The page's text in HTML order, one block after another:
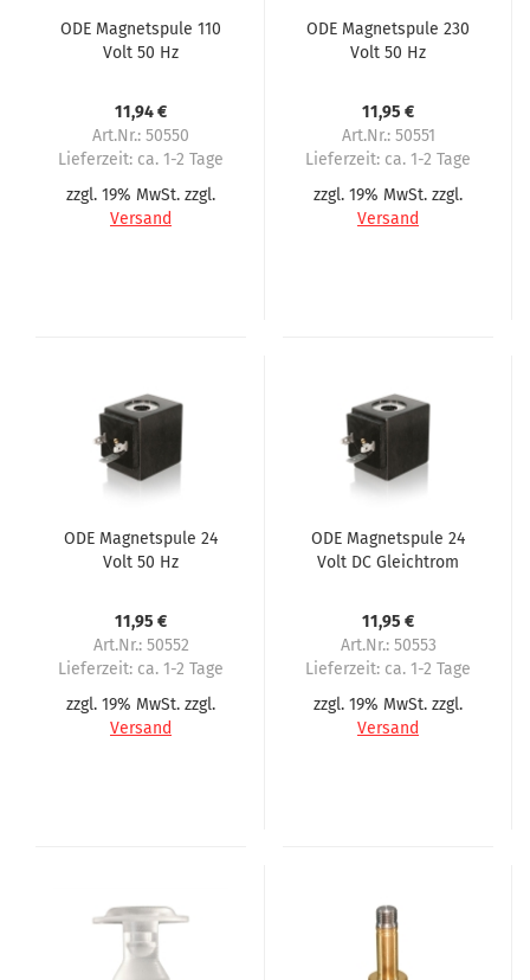
ODE Magnetspule 110
Volt 50 Hz
11,94 €
Art.Nr.: 50550
Lieferzeit: ca. 1-2 Tage
zzgl. 19% MwSt. zzgl.
Versand
ODE Magnetspule 230
Volt 50 Hz
11,95 €
Art.Nr.: 50551
Lieferzeit: ca. 1-2 Tage
zzgl. 19% MwSt. zzgl.
Versand
ODE Magnetspule 24
Volt 50 Hz
11,95 €
Art.Nr.: 50552
Lieferzeit: ca. 1-2 Tage
zzgl. 19% MwSt. zzgl.
Versand
ODE Magnetspule 24
Volt DC Gleichtrom
11,95 €
Art.Nr.: 50553
Lieferzeit: ca. 1-2 Tage
zzgl. 19% MwSt. zzgl.
Versand